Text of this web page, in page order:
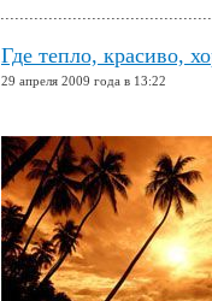
Где тепло, красиво,
29 апреля 2009 года в 13:22